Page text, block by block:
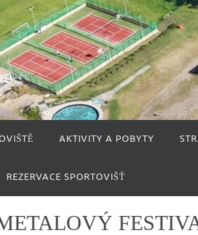
AKTIVITY A POBYTY
REZERVACE SPORTOVIŠŤ